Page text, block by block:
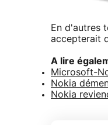
En d'autres
accepterait
A lire
Microsoft-
Nokia
Nokia